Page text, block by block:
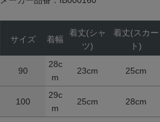
サイズ 着幅
着丈(シャ
ツ)
着丈(スカー
ト)
90
28c
m
23cm 25cm
100
29c
m
25cm 28cm